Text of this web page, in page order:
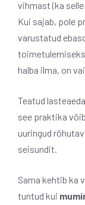
vihmast (ka
Kui sajab, pole
varustatud
halba ilma, on
Teatud
see praktika
uuringud
seisundit.
Sama kehtib ka
tuntud kui